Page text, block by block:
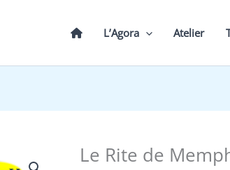
L’Agora Atelier
Le Rite de
quantité